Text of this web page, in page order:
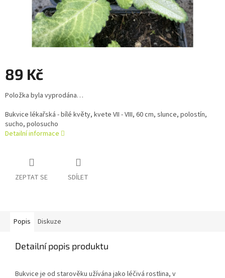
89 Kč
Měrná
cena:
Položka byla vyprodána…
Bukvice lékařská - bílé květy, kvete VII - VIII, 60 cm, slunce, polostín,
sucho, polosucho
Detailní informace
ZEPTAT SE SDÍLET
Popis Diskuze
Detailní popis produktu
Bukvice je od starověku užívána jako léčivá rostlina, v